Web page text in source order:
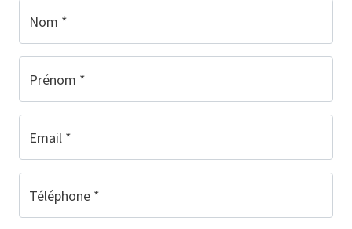
Nom *
Prénom *
Email *
Téléphone *